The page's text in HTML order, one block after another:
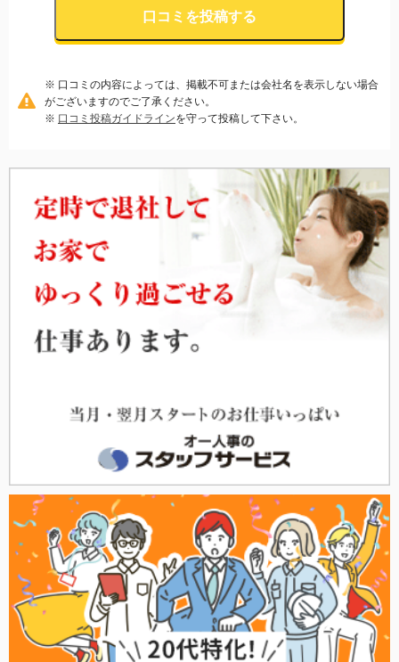
口コミを投稿する
※ 口コミの内容によっては、掲載不可または会社名を表示しない場合
がございますのでご了承ください。
※ 口コミ投稿ガイドラインを守って投稿して下さい。